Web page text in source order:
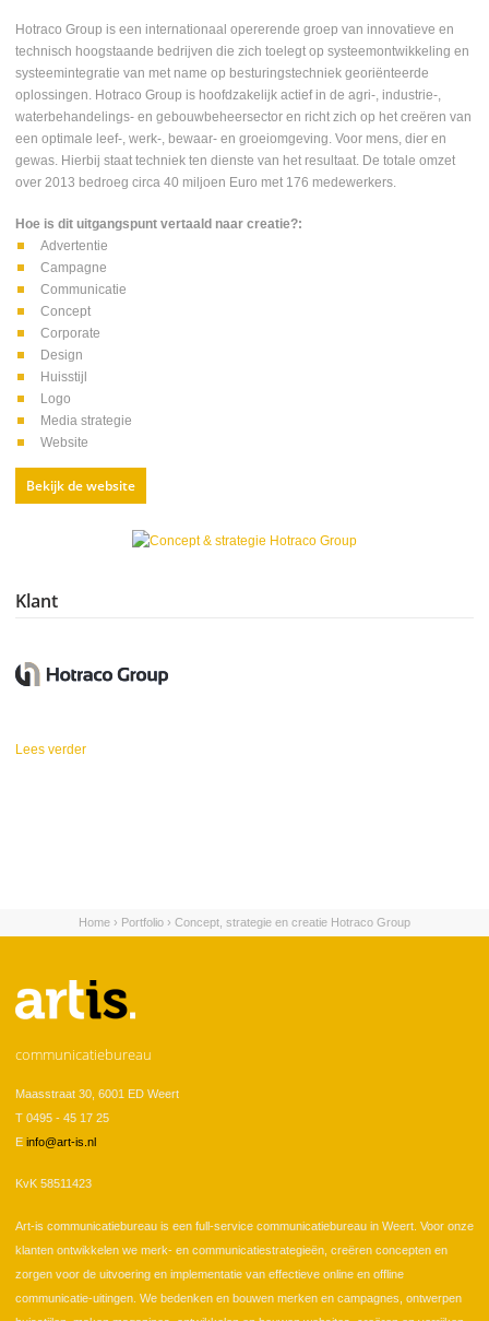
Hotraco Group is een internationaal opererende groep van innovatieve en
technisch hoogstaande bedrijven die zich toelegt op systeemontwikkeling en
systeemintegratie van met name op besturingstechniek georiënteerde
oplossingen. Hotraco Group is hoofdzakelijk actief in de agri-, industrie-,
waterbehandelings- en gebouwbeheersector en richt zich op het creëren van
een optimale leef-, werk-, bewaar- en groeiomgeving. Voor mens, dier en
gewas. Hierbij staat techniek ten dienste van het resultaat. De totale omzet
over 2013 bedroeg circa 40 miljoen Euro met 176 medewerkers.
Hoe is dit uitgangspunt vertaald naar creatie?:
Advertentie
Campagne
Communicatie
Concept
Corporate
Design
Huisstijl
Logo
Media strategie
Website
Bekijk de website
Klant
Lees verder
U bent hier
Home › Portfolio › Concept, strategie en creatie Hotraco Group
communicatiebureau
Maasstraat 30, 6001 ED Weert
T 0495 - 45 17 25
E info@art-is.nl
KvK 58511423
Art-is communicatiebureau is een full-service communicatiebureau in Weert. Voor onze
klanten ontwikkelen we merk- en communicatiestrategieën, creëren concepten en
zorgen voor de uitvoering en implementatie van effectieve online en offline
communicatie-uitingen. We bedenken en bouwen merken en campagnes, ontwerpen